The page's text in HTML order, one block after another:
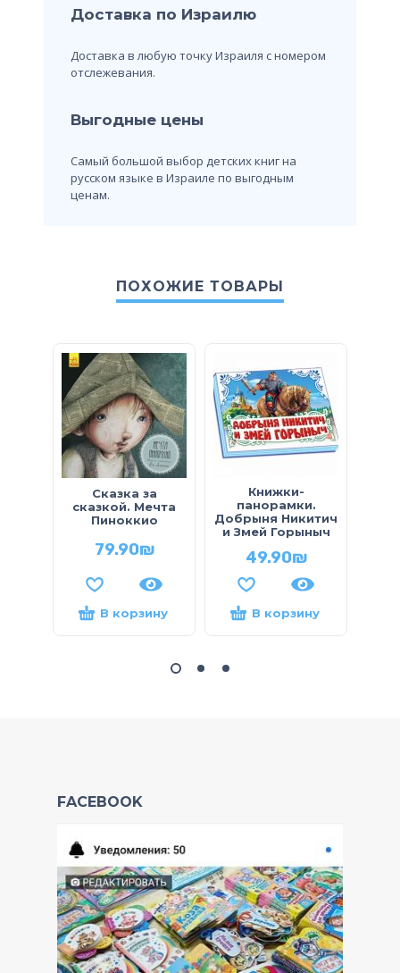
Доставка по Израилю
Доставка в любую точку Израиля с номером
отслежевания.
Выгодные цены
Самый большой выбор детских книг на
русском языке в Израиле по выгодным
ценам.
ПОХОЖИЕ ТОВАРЫ
Сказка за
сказкой. Мечта
Пиноккио
79.90₪
В корзину
Книжки-
панорамки.
Добрыня Никитич
и Змей Горыныч
49.90₪
В корзину
FACEBOOK